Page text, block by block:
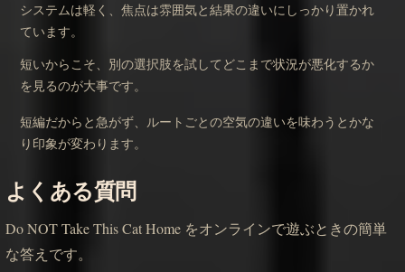
システムは軽く、焦点は雰囲気と結果の違いにしっかり置かれ
ています。
短いからこそ、別の選択肢を試してどこまで状況が悪化するか
を見るのが大事です。
短編だからと急がず、ルートごとの空気の違いを味わうとかな
り印象が変わります。
よくある質問
Do NOT Take This Cat Home をオンラインで遊ぶときの簡単
な答えです。